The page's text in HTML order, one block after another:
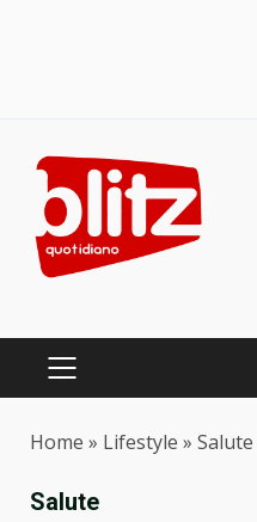
content
PRIMARY
Home » Lifestyle » Salute
Salute